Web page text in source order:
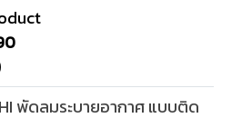
พัดลมระบายอากาศ แบบติด